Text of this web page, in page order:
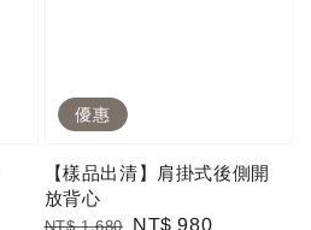
優惠
【樣品出清】肩掛式後側開
放背心
Regular
NT$ 1,680
Sale
NT$ 980